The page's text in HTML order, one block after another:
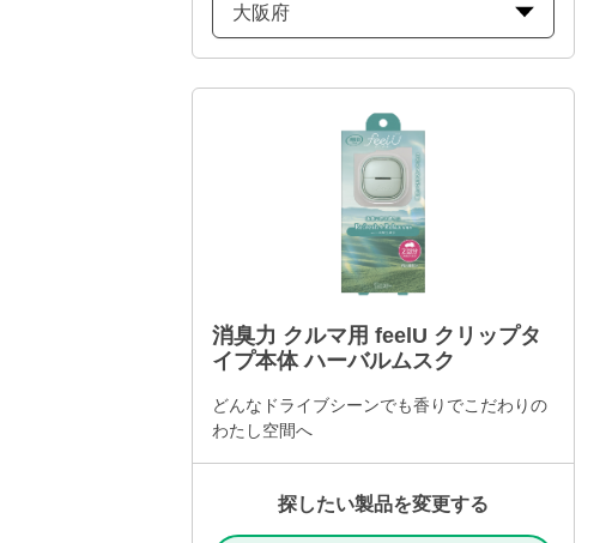
大阪府
消臭力 クルマ用 feelU クリップタ
イプ本体 ハーバルムスク
どんなドライブシーンでも香りでこだわりの
わたし空間へ
探したい製品を変更する